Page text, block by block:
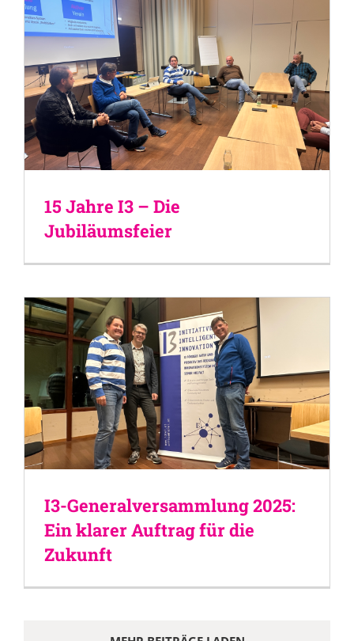
15 Jahre I3 – Die
Jubiläumsfeier
I3-Generalversammlung 2025:
Ein klarer Auftrag für die
Zukunft